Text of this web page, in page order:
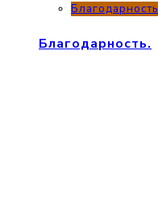
Благодарность
Благодарность.